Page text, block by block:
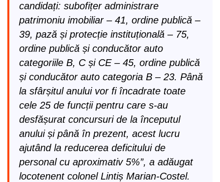
candidați: subofițer administrare
patrimoniu imobiliar – 41, ordine publică –
39, pază și protecție instituțională – 75,
ordine publică și conducător auto
categoriile B, C și CE – 45, ordine publică
și conducător auto categoria B – 23. Până
la sfârșitul anului vor fi încadrate toate
cele 25 de funcții pentru care s-au
desfășurat concursuri de la începutul
anului și până în prezent, acest lucru
ajutând la reducerea deficitului de
personal cu aproximativ 5%”, a adăugat
locotenent colonel Lintiș Marian-Costel.